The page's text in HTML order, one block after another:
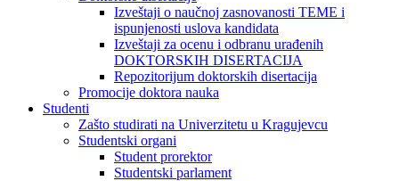
Izveštaji o naučnoj zasnovanosti TEME i
ispunjenosti uslova kandidata
Izveštaji za ocenu i odbranu urađenih
DOKTORSKIH DISERTACIJA
Repozitorijum doktorskih disertacija
Promocije doktora nauka
Studenti
Zašto studirati na Univerzitetu u Kragujevcu
Studentski organi
Student prorektor
Studentski parlament